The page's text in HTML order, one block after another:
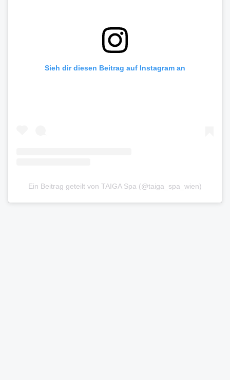
Sieh dir diesen Beitrag auf Instagram an
Ein Beitrag geteilt von TAIGA Spa (@taiga_spa_wien)